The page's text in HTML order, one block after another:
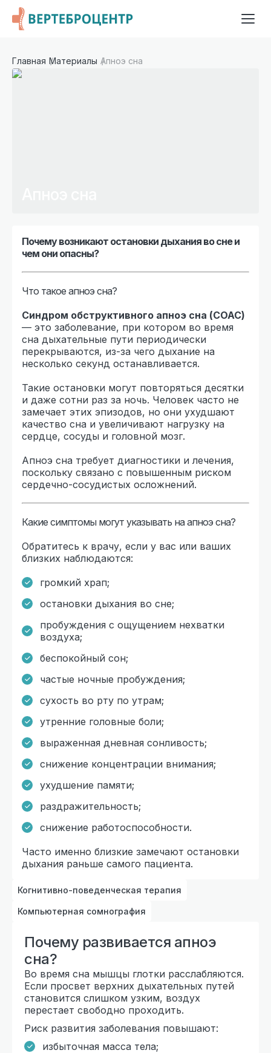
Главная Материалы Апноэ сна
Почему возникают остановки дыхания во сне и
чем они опасны?
Что такое апноэ сна?
Синдром обструктивного апноэ сна (СОАС)
— это заболевание, при котором во время
сна дыхательные пути периодически
перекрываются, из-за чего дыхание на
несколько секунд останавливается.
Такие остановки могут повторяться десятки
и даже сотни раз за ночь. Человек часто не
замечает этих эпизодов, но они ухудшают
качество сна и увеличивают нагрузку на
сердце, сосуды и головной мозг.
Апноэ сна требует диагностики и лечения,
поскольку связано с повышенным риском
сердечно-сосудистых осложнений.
Какие симптомы могут указывать на апноэ сна?
Обратитесь к врачу, если у вас или ваших
близких наблюдаются:
громкий храп;
остановки дыхания во сне;
пробуждения с ощущением нехватки
воздуха;
беспокойный сон;
частые ночные пробуждения;
сухость во рту по утрам;
утренние головные боли;
выраженная дневная сонливость;
снижение концентрации внимания;
ухудшение памяти;
раздражительность;
снижение работоспособности.
Часто именно близкие замечают остановки
дыхания раньше самого пациента.
Когнитивно-поведенческая терапия
Компьютерная сомнография
Почему развивается апноэ
сна?
Во время сна мышцы глотки расслабляются.
Если просвет верхних дыхательных путей
становится слишком узким, воздух
перестает свободно проходить.
Риск развития заболевания повышают:
избыточная масса тела;